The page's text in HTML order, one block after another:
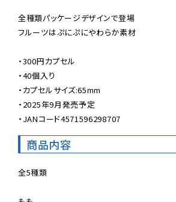
全種類パッケージデザインで登場
フルーツはぷにぷにやわらか素材
・300円カプセル
・40個入り
・カプセルサイズ:65mm
・2025年9月発売予定
・JANコード4571596298707
商品内容
全5種類